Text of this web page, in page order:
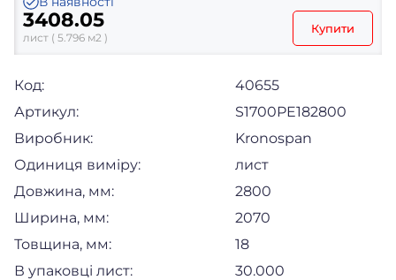
3408.05
лист ( 5.796 м2 )
Купити
Код:
40655
Артикул:
S1700PE182800
Виробник:
Kronospan
Одиниця виміру:
лист
Довжина, мм:
2800
Ширина, мм:
2070
Товщина, мм:
18
В упаковці лист:
30.000